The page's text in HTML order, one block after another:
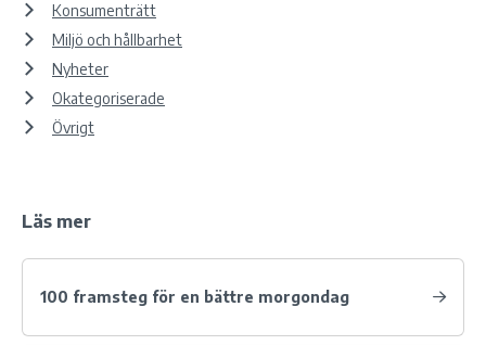
Konsumenträtt
Miljö och hållbarhet
Nyheter
Okategoriserade
Övrigt
Läs mer
100 framsteg för en bättre morgondag